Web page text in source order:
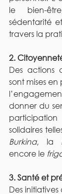
le bien-
sédentarité
travers la
2.
Des actions
sont mises
donner du
solidaires
Burkina, la
encore le
3. Santé et
Des